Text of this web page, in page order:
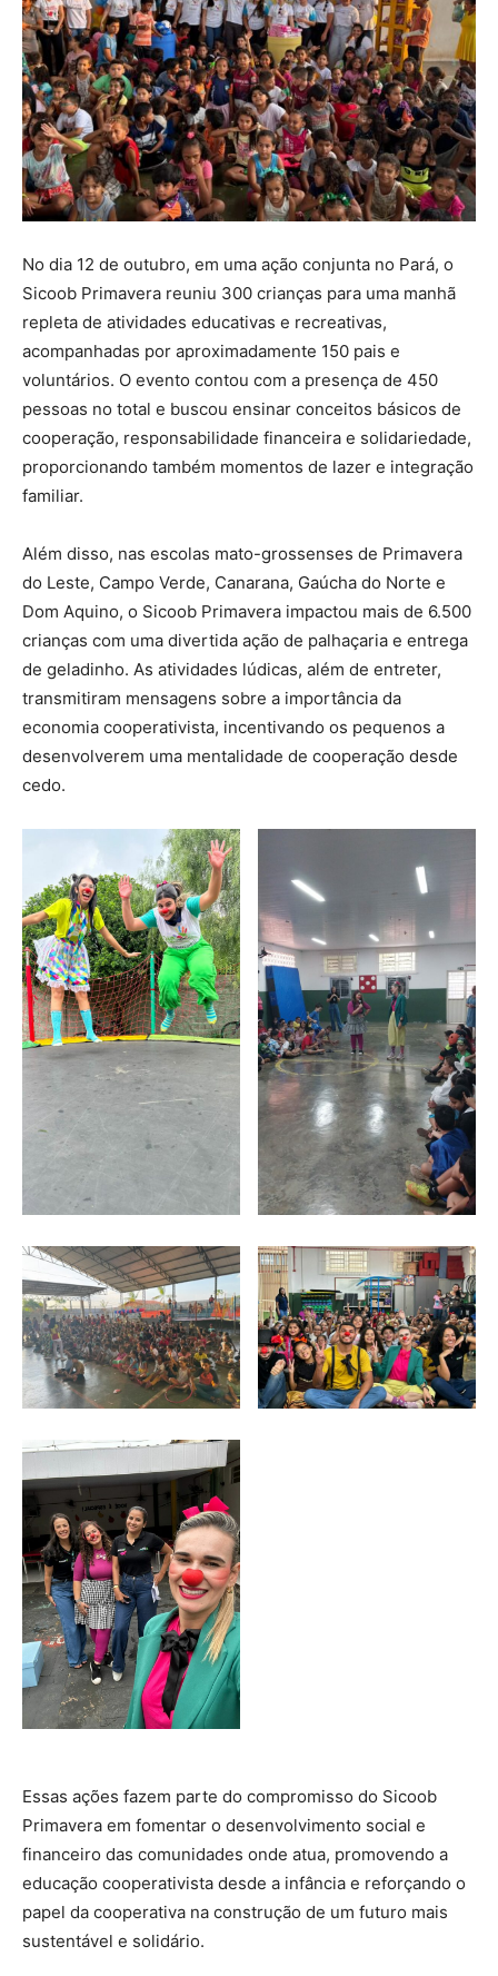
No dia 12 de outubro, em uma ação conjunta no Pará, o
Sicoob Primavera reuniu 300 crianças para uma manhã
repleta de atividades educativas e recreativas,
acompanhadas por aproximadamente 150 pais e
voluntários. O evento contou com a presença de 450
pessoas no total e buscou ensinar conceitos básicos de
cooperação, responsabilidade financeira e solidariedade,
proporcionando também momentos de lazer e integração
familiar.
Além disso, nas escolas mato-grossenses de Primavera
do Leste, Campo Verde, Canarana, Gaúcha do Norte e
Dom Aquino, o Sicoob Primavera impactou mais de 6.500
crianças com uma divertida ação de palhaçaria e entrega
de geladinho. As atividades lúdicas, além de entreter,
transmitiram mensagens sobre a importância da
economia cooperativista, incentivando os pequenos a
desenvolverem uma mentalidade de cooperação desde
cedo.
Essas ações fazem parte do compromisso do Sicoob
Primavera em fomentar o desenvolvimento social e
financeiro das comunidades onde atua, promovendo a
educação cooperativista desde a infância e reforçando o
papel da cooperativa na construção de um futuro mais
sustentável e solidário.